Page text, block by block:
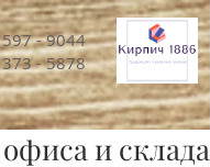
- 9044
- 5878
звонок
и склада